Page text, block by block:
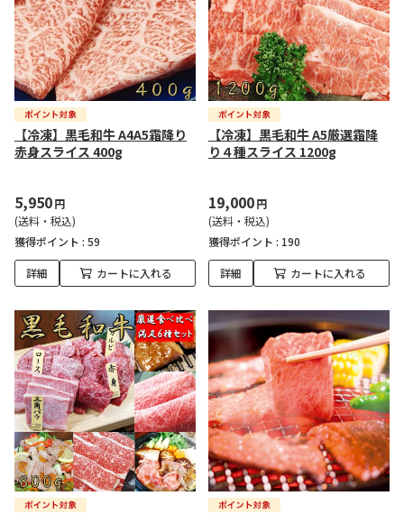
【冷凍】黒毛和牛 A4A5霜降り
赤身スライス 400g
5,950円
(送料・税込)
獲得ポイント : 59
詳細 カートに入れる
【冷凍】黒毛和牛 A5厳選霜降
り４種スライス 1200g
19,000円
(送料・税込)
獲得ポイント : 190
詳細 カートに入れる